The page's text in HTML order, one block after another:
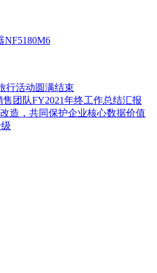
NF5180M6
行活动圆满结束
团队FY2021年终工作总结汇报
造，共同保护企业核心数据价值